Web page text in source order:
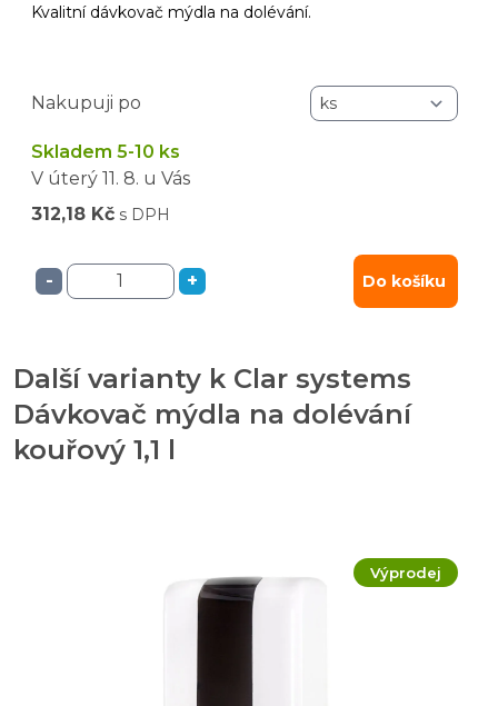
Kvalitní dávkovač mýdla na dolévání.
Nakupuji po
Skladem 5-10 ks
V úterý 11. 8. u Vás
312,18 Kč s DPH
- + Do košíku
Další varianty k Clar systems
Dávkovač mýdla na dolévání
kouřový 1,1 l
Výprodej